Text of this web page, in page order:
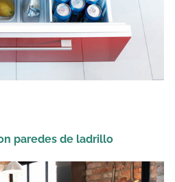
paredes de ladrillo